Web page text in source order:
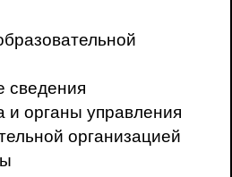
сведения
и органы управления
организацией